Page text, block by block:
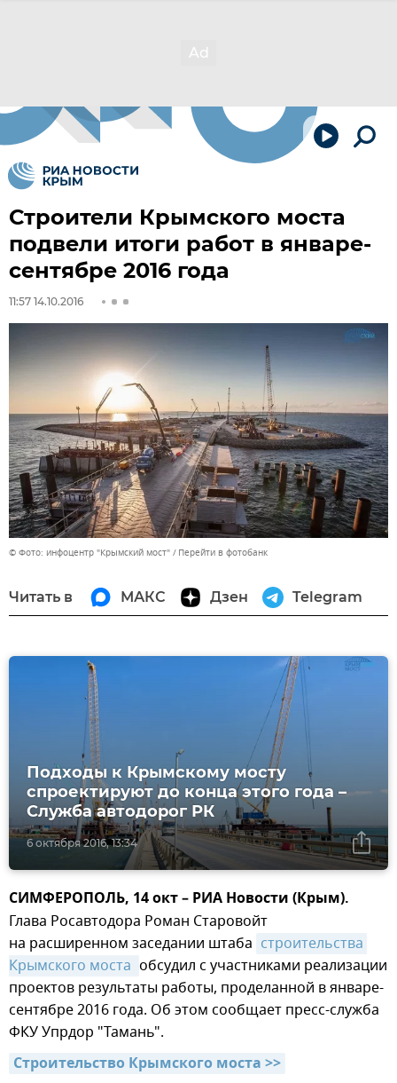
Строители Крымского моста
подвели итоги работ в январе-
сентябре 2016 года
11:57 14.10.2016
© Фото: инфоцентр "Крымский мост" Перейти в фотобанк
Читать в МАКС Дзен Telegram
6 октября 2016, 13:34
Подходы к Крымскому мосту
спроектируют до конца этого года –
Служба автодорог РК
СИМФЕРОПОЛЬ, 14 окт – РИА Новости (Крым).
Глава Росавтодора Роман Старовойт
на расширенном заседании штаба строительства
Крымского моста обсудил с участниками реализации
проектов результаты работы, проделанной в январе-
сентябре 2016 года. Об этом сообщает пресс-служба
ФКУ Упрдор "Тамань".
Строительство Крымского моста >>